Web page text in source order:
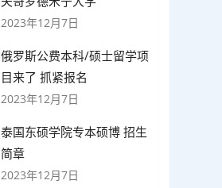
2023年12月7日
俄罗斯公费本科/硕士留学项
目来了 抓紧报名
2023年12月7日
泰国东硕学院专本硕博 招生
简章
2023年12月7日